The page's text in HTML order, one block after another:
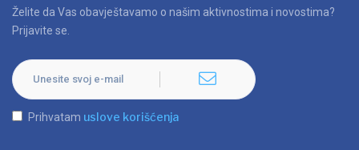
Želite da Vas obavještavamo o našim aktivnostima i novostima?
Prijavite se.
Prihvatam uslove korišćenja